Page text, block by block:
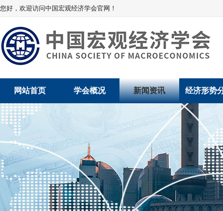
您好，欢迎访问中国宏观经济学会官网！
网站首页 学会概况
学术委员会
学会领导
组织机构
新闻资讯
党建动态
学会动态
会员动态
经济形势
经济数据
数说经济
经济运行与
产业发展